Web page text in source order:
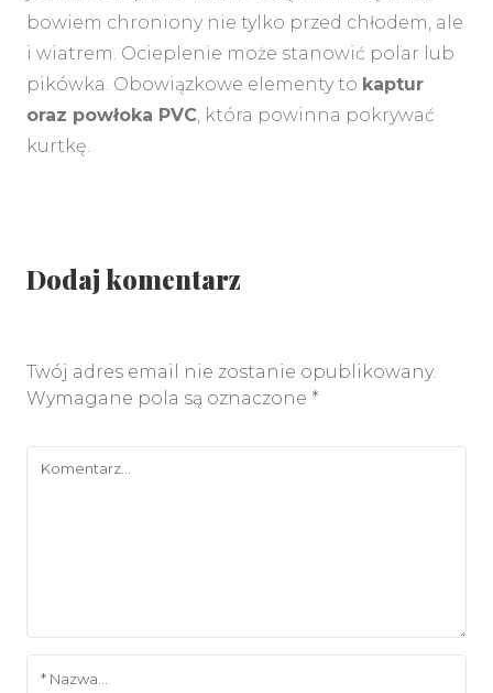
bowiem chroniony nie tylko przed chłodem, ale
i wiatrem. Ocieplenie może stanowić polar lub
pikówka. Obowiązkowe elementy to kaptur
oraz powłoka PVC, która powinna pokrywać
kurtkę.
Dodaj komentarz
Twój adres email nie zostanie opublikowany.
Wymagane pola są oznaczone *